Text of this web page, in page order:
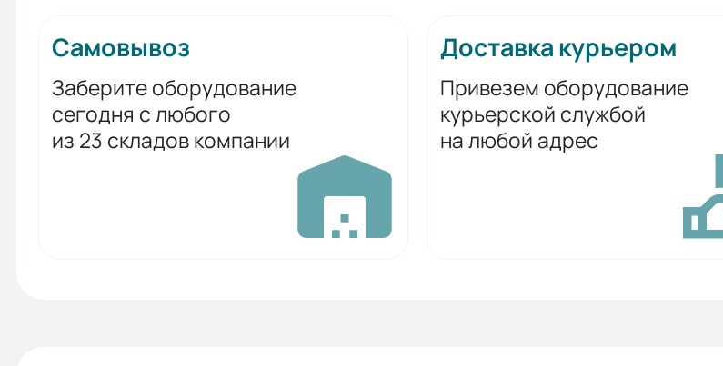
Самовывоз
Заберите оборудование
сегодня с любого
из 23 складов компании
Доставка курьером
Привезем оборудование
курьерской службой
на любой адрес